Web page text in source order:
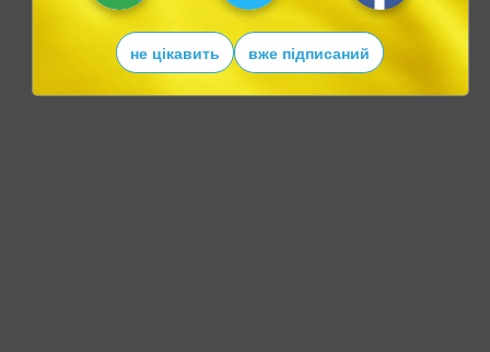
не цікавить вже підписаний